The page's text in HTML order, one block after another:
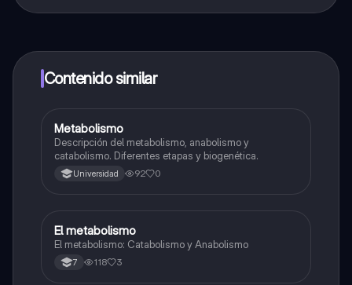
a determinadas funciones.
Contenido similar
Biologia
Metabolismo
Descripción del metabolismo, anabolismo y
catabolismo. Diferentes etapas y biogenética.
Universidad 92 0
Biologia
El metabolismo
El metabolismo: Catabolismo y Anabolismo
7 118 3